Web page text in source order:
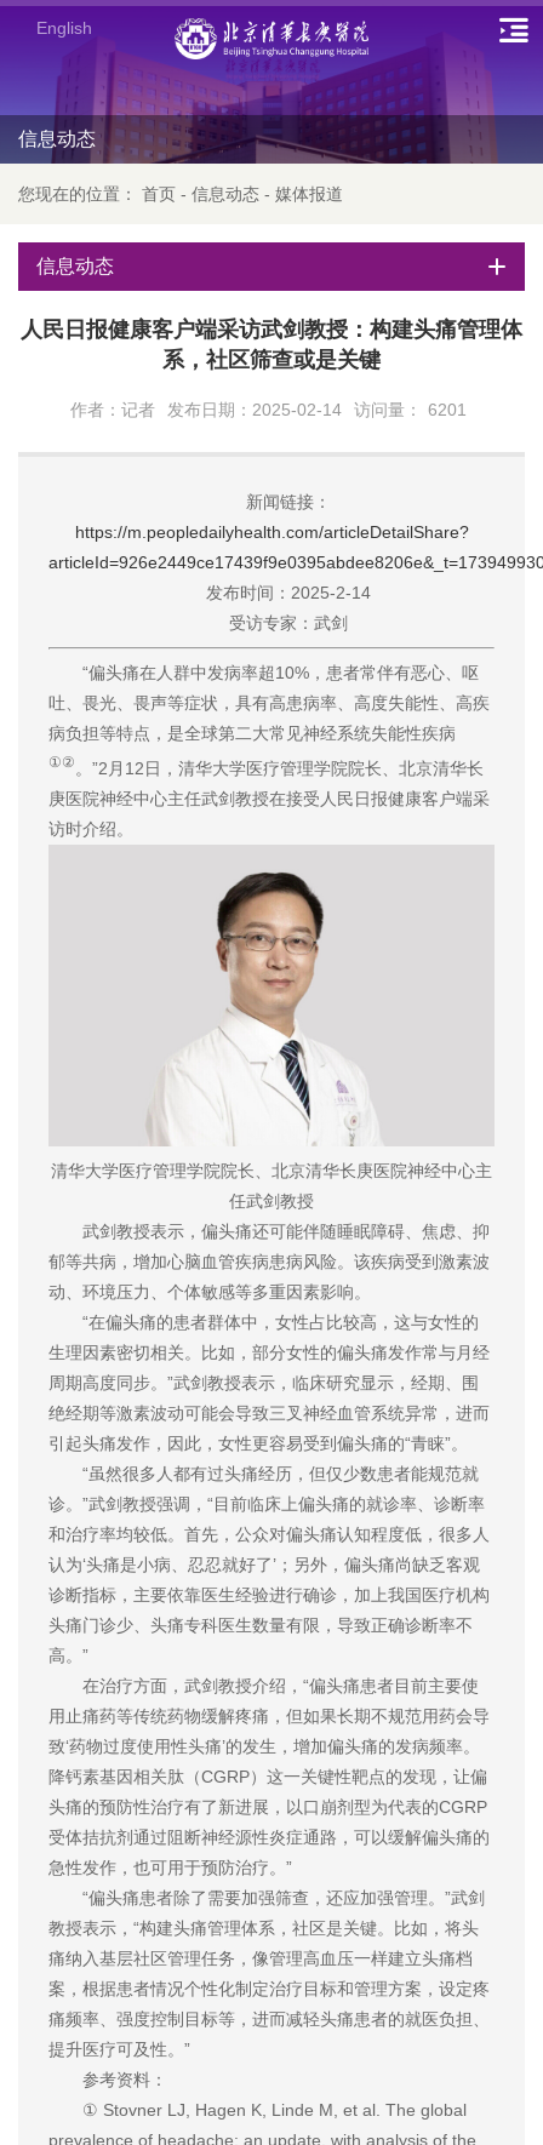
English
信息动态
您现在的位置： 首页 - 信息动态 - 媒体报道
信息动态
人民日报健康客户端采访武剑教授：构建头痛管理体
系，社区筛查或是关键
作者：记者 发布日期：2025-02-14 访问量： 6201
新闻链接：
https://m.peopledailyhealth.com/articleDetailShare?
发布时间：2025-2-14
受访专家：武剑
“偏头痛在人群中发病率超10%，患者常伴有恶心、呕
吐、畏光、畏声等症状，具有高患病率、高度失能性、高疾
病负担等特点，是全球第二大常见神经系统失能性疾病
①② 。”2月12日，清华大学医疗管理学院院长、北京清华长
庚医院神经中心主任武剑教授在接受人民日报健康客户端采
访时介绍。
清华大学医疗管理学院院长、北京清华长庚医院神经中心主
任武剑教授
武剑教授表示，偏头痛还可能伴随睡眠障碍、焦虑、抑
郁等共病，增加心脑血管疾病患病风险。该疾病受到激素波
动、环境压力、个体敏感等多重因素影响。
“在偏头痛的患者群体中，女性占比较高，这与女性的
生理因素密切相关。比如，部分女性的偏头痛发作常与月经
周期高度同步。”武剑教授表示，临床研究显示，经期、围
绝经期等激素波动可能会导致三叉神经血管系统异常，进而
引起头痛发作，因此，女性更容易受到偏头痛的“青睐”。
“虽然很多人都有过头痛经历，但仅少数患者能规范就
诊。”武剑教授强调，“目前临床上偏头痛的就诊率、诊断率
和治疗率均较低。首先，公众对偏头痛认知程度低，很多人
认为‘头痛是小病、忍忍就好了’；另外，偏头痛尚缺乏客观
诊断指标，主要依靠医生经验进行确诊，加上我国医疗机构
头痛门诊少、头痛专科医生数量有限，导致正确诊断率不
高。”
在治疗方面，武剑教授介绍，“偏头痛患者目前主要使
用止痛药等传统药物缓解疼痛，但如果长期不规范用药会导
致‘药物过度使用性头痛’的发生，增加偏头痛的发病频率。
降钙素基因相关肽（CGRP）这一关键性靶点的发现，让偏
头痛的预防性治疗有了新进展，以口崩剂型为代表的CGRP
受体拮抗剂通过阻断神经源性炎症通路，可以缓解偏头痛的
急性发作，也可用于预防治疗。”
“偏头痛患者除了需要加强筛查，还应加强管理。”武剑
教授表示，“构建头痛管理体系，社区是关键。比如，将头
痛纳入基层社区管理任务，像管理高血压一样建立头痛档
案，根据患者情况个性化制定治疗目标和管理方案，设定疼
痛频率、强度控制目标等，进而减轻头痛患者的就医负担、
提升医疗可及性。”
参考资料：
① Stovner LJ, Hagen K, Linde M, et al. The global
prevalence of headache: an update, with analysis of the